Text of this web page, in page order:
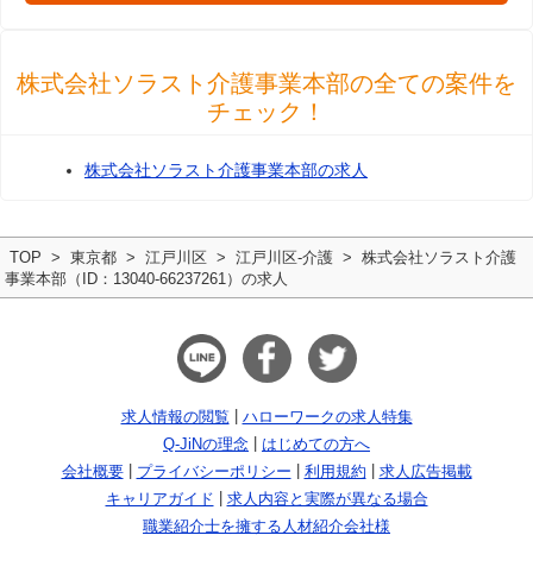
株式会社ソラスト介護事業本部の全ての案件を
チェック！
株式会社ソラスト介護事業本部の求人
TOP 東京都 江戸川区 江戸川区-介護
株式会社ソラスト介護
事業本部（ID：13040-66237261）の求人
求人情報の閲覧
ハローワークの求人特集
Q-JiNの理念
はじめての方へ
会社概要
プライバシーポリシー 利用規約
求人広告掲載
キャリアガイド
求人内容と実際が異なる場合
職業紹介士を擁する人材紹介会社様